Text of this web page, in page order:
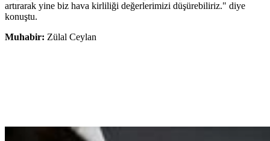
artırarak yine biz hava kirliliği değerlerimizi düşürebiliriz." diye
konuştu.
Muhabir: Zülal Ceylan